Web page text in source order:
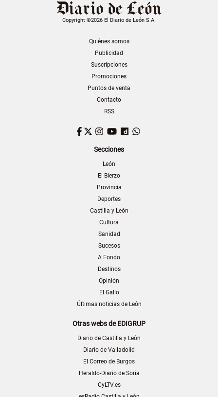
Copyright ©2026 El Diario de León S.A.
Quiénes somos
Publicidad
Suscripciones
Promociones
Puntos de venta
Contacto
RSS
Facebook
TwitterInstagram
YouTubeDailymotion
Secciones
León
El Bierzo
Provincia
Deportes
Castilla y León
Cultura
Sanidad
Sucesos
A Fondo
Destinos
Opinión
El Gallo
Últimas noticias de León
Otras webs de EDIGRUP
Diario de Castilla y León
Diario de Valladolid
El Correo de Burgos
Heraldo-Diario de Soria
CyLTV.es